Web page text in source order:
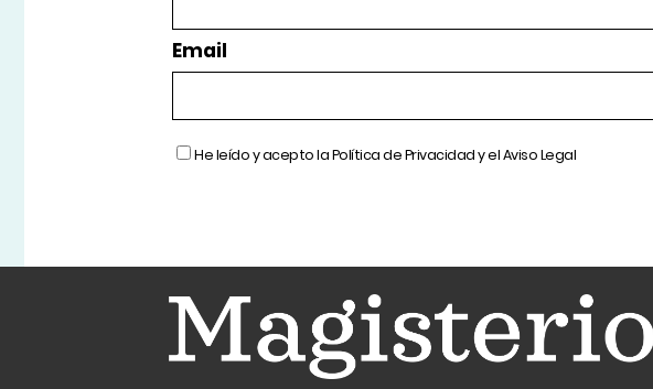
Email
He leído y acepto laPolítica de Privacidady elAviso Legal